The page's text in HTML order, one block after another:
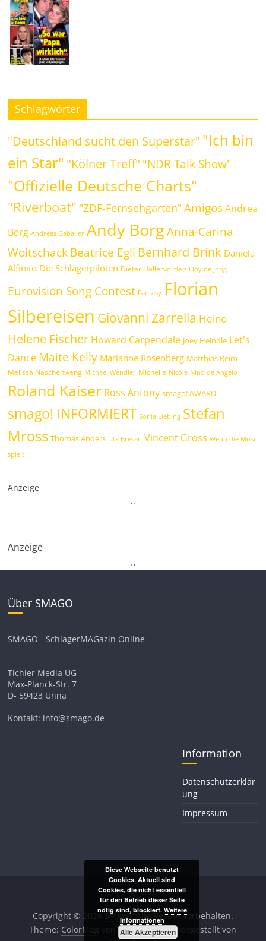
Schlagwörter
"Deutschland sucht den Superstar" "Ich bin
ein Star" "Kölner Treff" "NDR Talk Show"
"Offizielle Deutsche Charts"
"Riverboat" "ZDF-Fernsehgarten" Amigos Andrea
Berg Andreas Gabalier Andy Borg Anna-Carina
WoitschackBeatrice Egli Bernhard Brink Daniela
Alfinito Die Schlagerpiloten Dieter Hallervorden Eloy de Jong
Eurovision Song Contest Fantasy Florian
Silbereisen Giovanni Zarrella Heino
Helene Fischer Howard Carpendale Joey Heindle Let's
Dance Maite Kelly Marianne Rosenberg Matthias Reim
Melissa Naschenweng Michael Wendler Michelle Nicole Nino de Angelo
Roland Kaiser Ross Antony smago! AWARD
smago! INFORMIERT Sonia Liebing Stefan
Mross Thomas Anders Uta Bresan Vincent Gross Wenn die Musi
spielt
Anzeige
..
Anzeige
..
Über SMAGO
SMAGO - SchlagerMAGazin Online
Tichler Media UG
Max-Planck-Str. 7
D- 59423 Unna
Kontakt: info@smago.de
Information
Datenschutzerklär
ung
Impressum
Copyright © 2026Smago. Alle Rechte vorbehalten.
Theme: ColorMag
von ThemeGrill. Bereitgestellt von
Diese Webseite benutzt
Cookies. Aktuell sind
Cookies, die nicht essentiell
für den Betrieb dieser Seite
nötig sind, blockiert. Weitere
Informationen
Alle Akzeptieren